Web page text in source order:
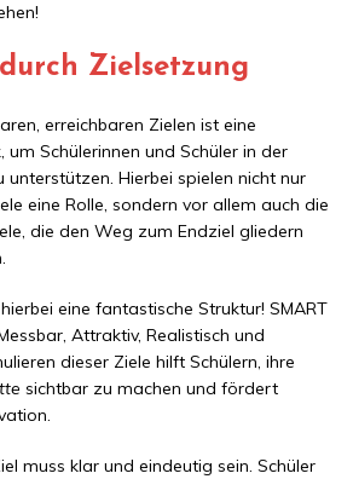
Zielsetzung
erreichbaren Zielen ist eine
um Schülerinnen und Schüler in der
unterstützen. Hierbei spielen nicht nur
eine Rolle, sondern vor allem auch die
die den Weg zum Endziel gliedern
eine fantastische Struktur! SMART
Attraktiv, Realistisch und
dieser Ziele hilft Schülern, ihre
sichtbar zu machen und fördert
muss klar und eindeutig sein. Schüler